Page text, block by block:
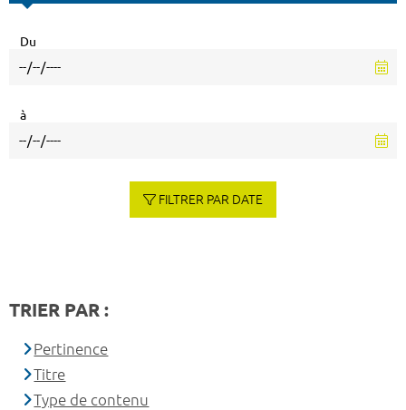
Du
à
FILTRER PAR DATE
TRIER PAR :
Pertinence
Titre
Type de contenu